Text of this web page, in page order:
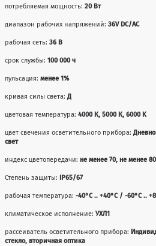
потребляемая мощность:20 Вт
диапазон рабочих напряжений:36V DC/AC
рабочая сеть:36 В
срок службы:100 000 ч
пульсация:менее 1%
кривая силы света:Д
цветовая температура:4000 К, 5000 К, 6000 K
цвет свечения осветительного прибора:
свет
индекс цветопередачи:не менее 70, не менее 80
Степень защиты: IP65/67
рабочая температура:-40°С .. +40°C / -60°С ..
климатическое исполнение:УХЛ1
рассеиватель осветительного прибора:
стекло, вторичная оптика